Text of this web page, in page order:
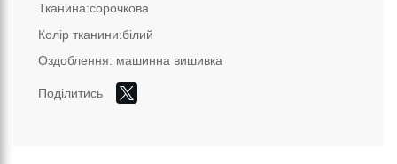
Тканина:сорочкова
Колір тканини:білий
Оздоблення: машинна вишивка
Поділитись